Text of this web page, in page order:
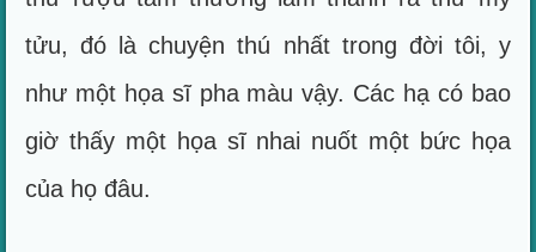
tửu, đó là chuyện thú nhất trong đời tôi, y
như một họa sĩ pha màu vậy. Các hạ có bao
giờ thấy một họa sĩ nhai nuốt một bức họa
của họ đâu.